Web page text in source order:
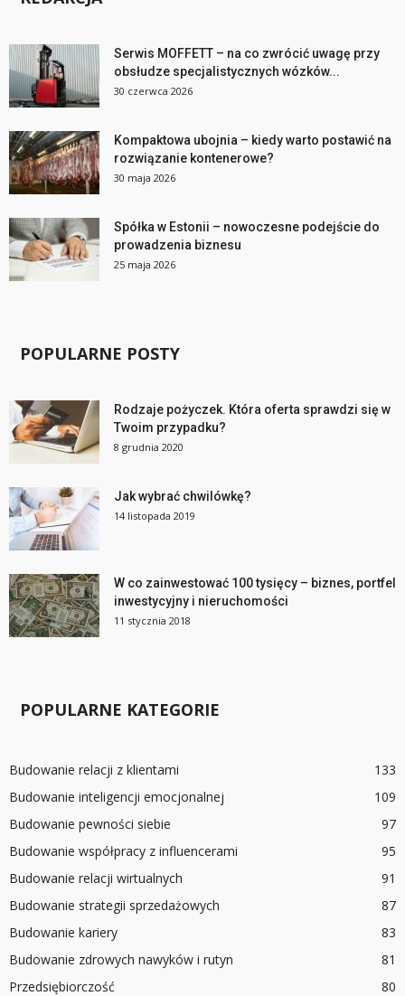
Serwis MOFFETT – na co zwrócić uwagę przy
obsłudze specjalistycznych wózków...
30 czerwca 2026
Kompaktowa ubojnia – kiedy warto postawić na
rozwiązanie kontenerowe?
30 maja 2026
Spółka w Estonii – nowoczesne podejście do
prowadzenia biznesu
25 maja 2026
POPULARNE POSTY
Rodzaje pożyczek. Która oferta sprawdzi się w
Twoim przypadku?
8 grudnia 2020
Jak wybrać chwilówkę?
14 listopada 2019
W co zainwestować 100 tysięcy – biznes, portfel
inwestycyjny i nieruchomości
11 stycznia 2018
POPULARNE KATEGORIE
Budowanie relacji z klientami
133
Budowanie inteligencji emocjonalnej
109
Budowanie pewności siebie
97
Budowanie współpracy z influencerami
95
Budowanie relacji wirtualnych
91
Budowanie strategii sprzedażowych
87
Budowanie kariery
83
Budowanie zdrowych nawyków i rutyn
81
Przedsiębiorczość
80